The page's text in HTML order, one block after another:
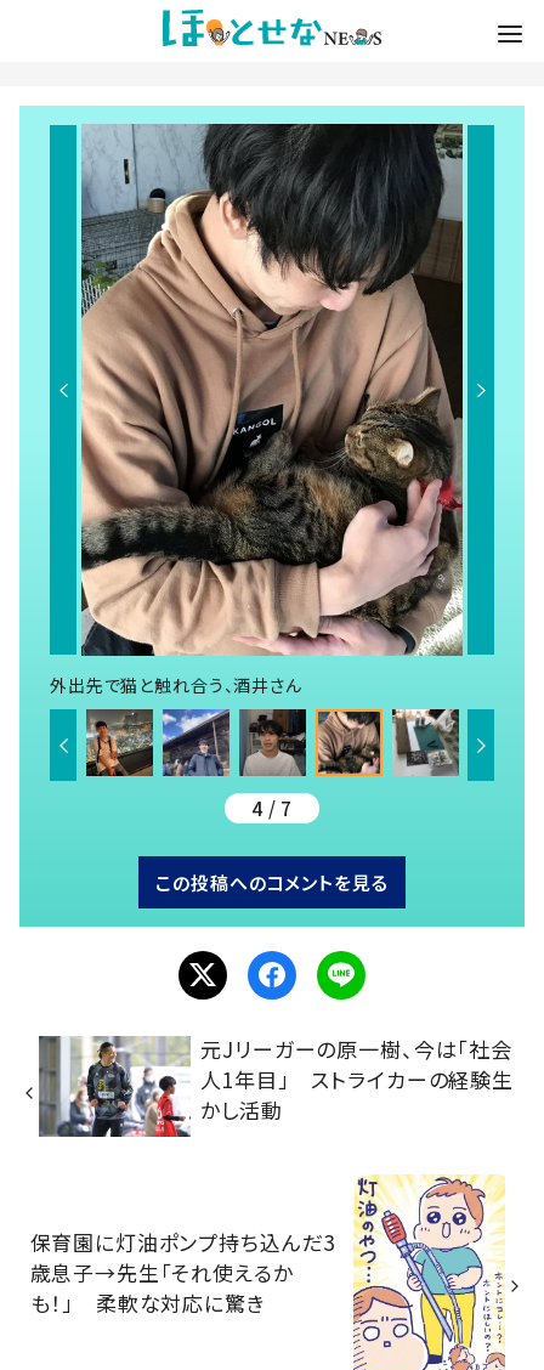
外出先で猫と触れ合う、酒井さん
4 / 7
この投稿へのコメントを見る
元Jリーガーの原一樹、今は「社会
人1年目」 ストライカーの経験生
かし活動
保育園に灯油ポンプ持ち込んだ3
歳息子→先生「それ使えるか
も！」 柔軟な対応に驚き